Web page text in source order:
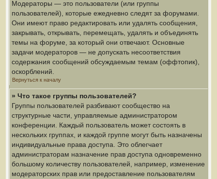
Модераторы — это пользователи (или группы
пользователей), которые ежедневно следят за форумами.
Они имеют право редактировать или удалять сообщения,
закрывать, открывать, перемещать, удалять и объединять
темы на форуме, за который они отвечают. Основные
задачи модераторов — не допускать несоответствия
содержания сообщений обсуждаемым темам (оффтопик),
оскорблений.
Вернуться к началу
» Что такое группы пользователей?
Группы пользователей разбивают сообщество на
структурные части, управляемые администратором
конференции. Каждый пользователь может состоять в
нескольких группах, и каждой группе могут быть назначены
индивидуальные права доступа. Это облегчает
администраторам назначение прав доступа одновременно
большому количеству пользователей, например, изменение
модераторских прав или предоставление пользователям